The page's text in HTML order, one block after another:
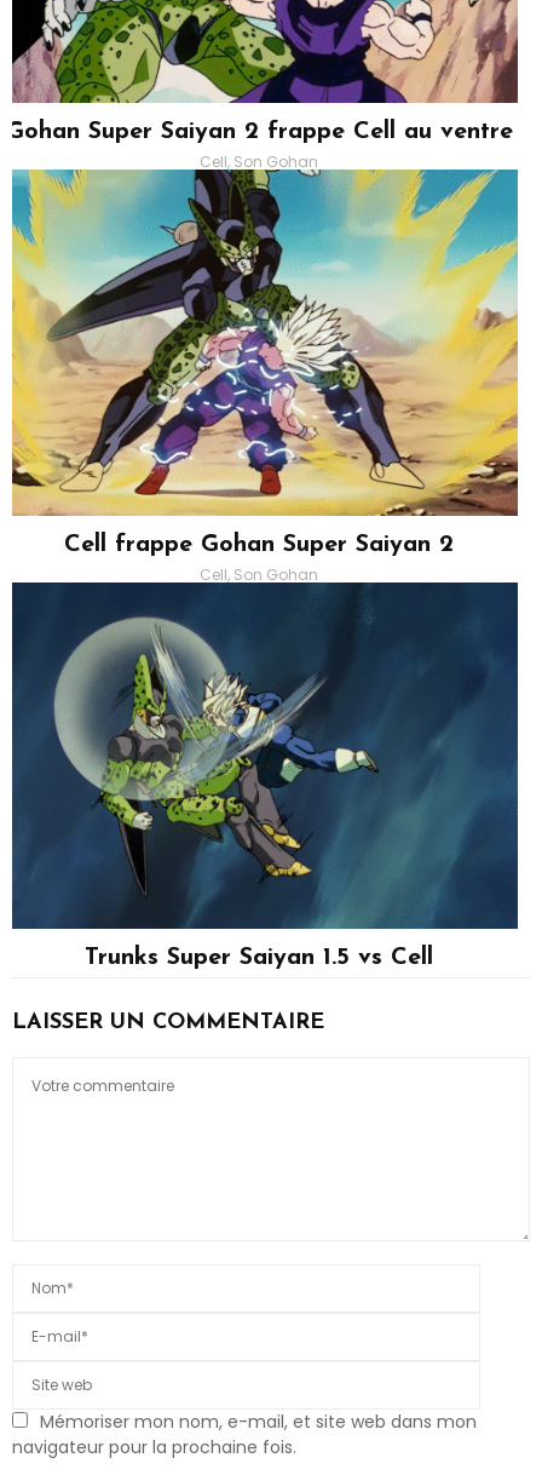
Gohan Super Saiyan 2 frappe Cell au ventre
Cell, Son Gohan
Cell frappe Gohan Super Saiyan 2
Cell, Son Gohan
Trunks Super Saiyan 1.5 vs Cell
LAISSER UN COMMENTAIRE
Mémoriser mon nom, e-mail, et site web dans mon
navigateur pour la prochaine fois.